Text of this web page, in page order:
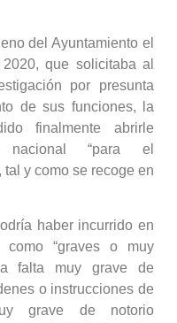
del Ayuntamiento el
que solicitaba al
por presunta
de sus funciones, la
finalmente abrirle
nacional “para el
y como se recoge en
haber incurrido en
como “graves o muy
falta muy grave de
o instrucciones de
grave de notorio